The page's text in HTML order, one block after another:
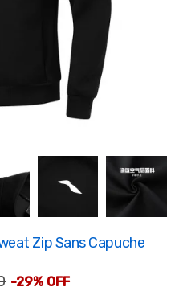
Zip Sans Capuche
-29% OFF